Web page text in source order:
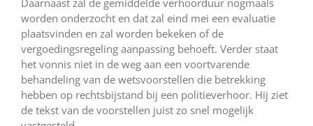
Daarnaast zal de gemiddelde verhoorduur nogmaals
worden onderzocht en dat zal eind mei een evaluatie
plaatsvinden en zal worden bekeken of de
vergoedingsregeling aanpassing behoeft. Verder staat
het vonnis niet in de weg aan een voortvarende
behandeling van de wetsvoorstellen die betrekking
hebben op rechtsbijstand bij een politieverhoor. Hij ziet
de tekst van de voorstellen juist zo snel mogelijk